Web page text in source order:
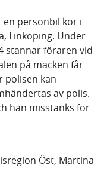
personbil kör i
Linköping. Under
stannar föraren vid
på macken får
polisen kan
av polis.
han misstänks för
Öst, Martina